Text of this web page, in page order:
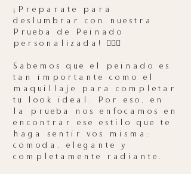
¡Preparate para
deslumbrar con nuestra
Prueba de Peinado
personalizada! 💇‍♀️✨
Sabemos que el peinado es
tan importante como el
maquillaje para completar
tu look ideal. Por eso, en
la prueba nos enfocamos en
encontrar ese estilo que te
haga sentir vos misma:
cómoda, elegante y
completamente radiante.